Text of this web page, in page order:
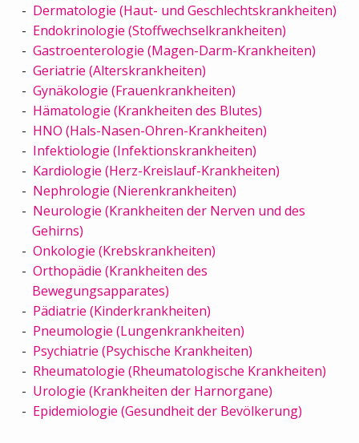
Dermatologie (Haut- und Geschlechtskrankheiten)
Endokrinologie (Stoffwechselkrankheiten)
Gastroenterologie (Magen-Darm-Krankheiten)
Geriatrie (Alterskrankheiten)
Gynäkologie (Frauenkrankheiten)
Hämatologie (Krankheiten des Blutes)
HNO (Hals-Nasen-Ohren-Krankheiten)
Infektiologie (Infektionskrankheiten)
Kardiologie (Herz-Kreislauf-Krankheiten)
Nephrologie (Nierenkrankheiten)
Neurologie (Krankheiten der Nerven und des
Gehirns)
Onkologie (Krebskrankheiten)
Orthopädie (Krankheiten des
Bewegungsapparates)
Pädiatrie (Kinderkrankheiten)
Pneumologie (Lungenkrankheiten)
Psychiatrie (Psychische Krankheiten)
Rheumatologie (Rheumatologische Krankheiten)
Urologie (Krankheiten der Harnorgane)
Epidemiologie (Gesundheit der Bevölkerung)